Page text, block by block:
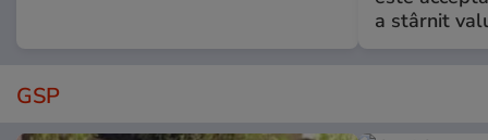
a stârnit
GSP